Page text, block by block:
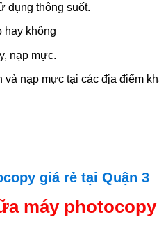
dụng thông suốt.
hay không
nạp mực.
nạp mực tại các địa điểm
giá rẻ tại Quận 3
máy photocopy